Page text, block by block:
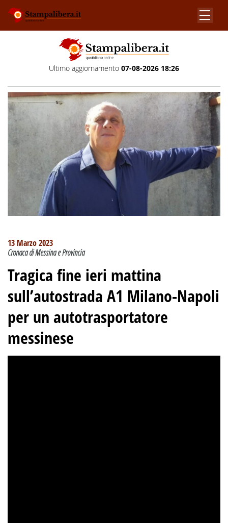
Ultimo aggiornamento 07-08-2026 18:26
13 Marzo 2023
Cronaca di Messina e Provincia
Tragica fine ieri mattina
sull’autostrada A1 Milano-Napoli
per un autotrasportatore
messinese